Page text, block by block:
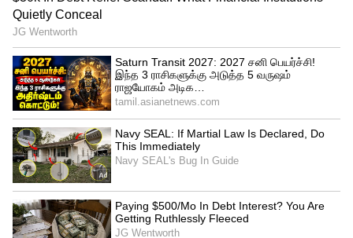
chutney
தேவையான பொருள்கள்
தூதுவளை இலை - 2 கப்
புதினா - 1 கப்
பூண்டு - 4 பல்
எண்ணெய் - 3 டீஸ்பூன்
புளி - சின்ன எலுமிச்சை அளவு